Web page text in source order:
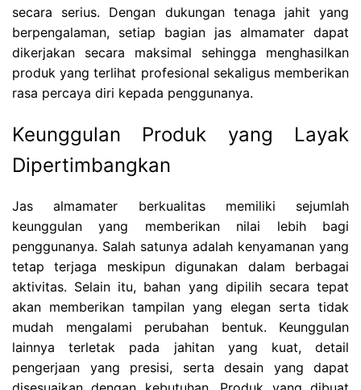
secara serius. Dengan dukungan tenaga jahit yang
berpengalaman, setiap bagian jas almamater dapat
dikerjakan secara maksimal sehingga menghasilkan
produk yang terlihat profesional sekaligus memberikan
rasa percaya diri kepada penggunanya.
Keunggulan Produk yang Layak
Dipertimbangkan
Jas almamater berkualitas memiliki sejumlah
keunggulan yang memberikan nilai lebih bagi
penggunanya. Salah satunya adalah kenyamanan yang
tetap terjaga meskipun digunakan dalam berbagai
aktivitas. Selain itu, bahan yang dipilih secara tepat
akan memberikan tampilan yang elegan serta tidak
mudah mengalami perubahan bentuk. Keunggulan
lainnya terletak pada jahitan yang kuat, detail
pengerjaan yang presisi, serta desain yang dapat